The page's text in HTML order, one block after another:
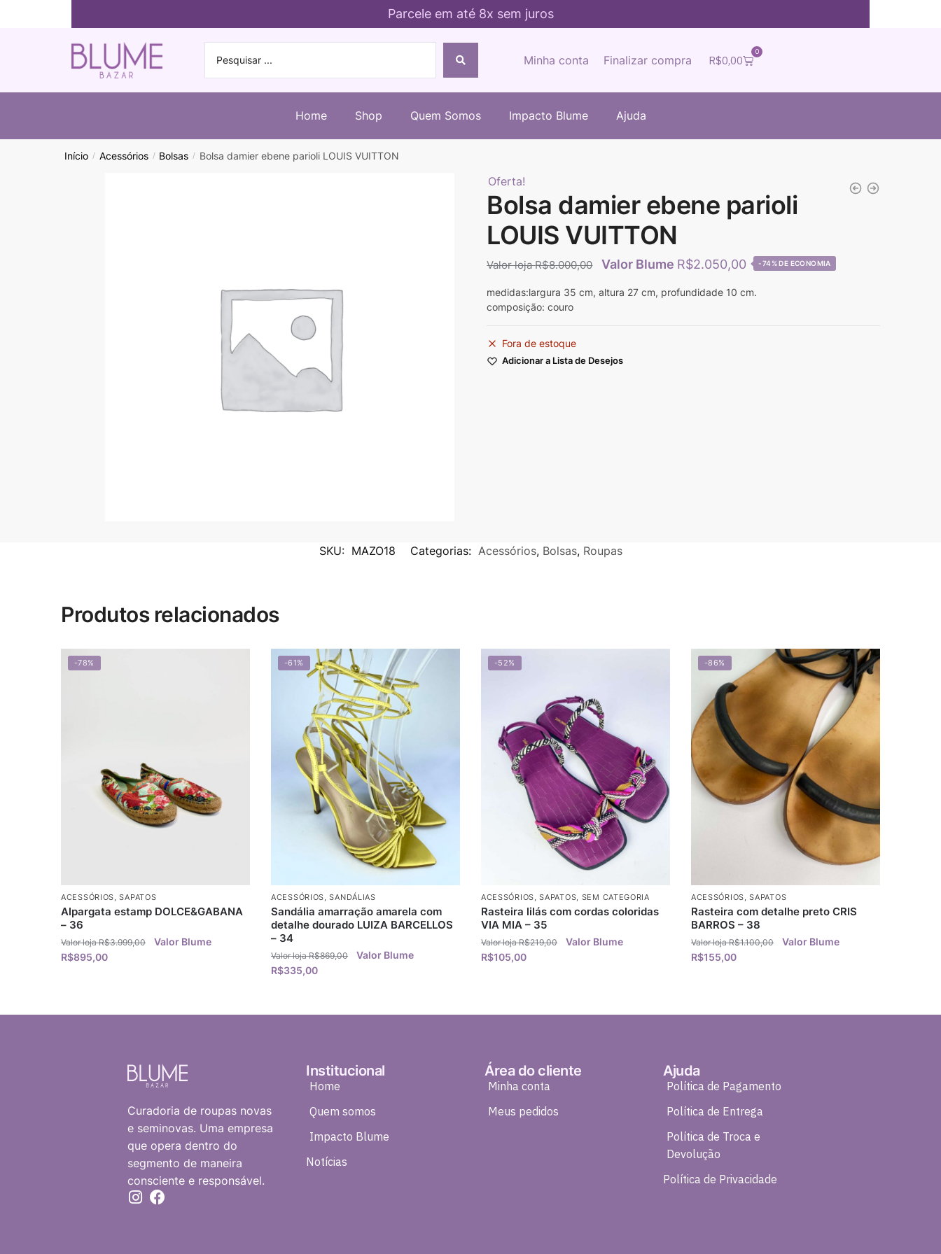
Parcele em até 8x sem juros
R$0,00
0
Minha conta Finalizar compra
Home Shop Quem Somos Impacto Blume Ajuda
Início / Acessórios / Bolsas / Bolsa damier ebene parioli LOUIS VUITTON
Oferta!
Bolsa damier ebene parioli
LOUIS VUITTON
R$8.000,00 R$2.050,00 -74%
medidas:largura 35 cm, altura 27 cm, profundidade 10 cm.
composição: couro
Fora de estoque
Adicionar a Lista de Desejos
SKU: MAZO18 Categorias: Acessórios, Bolsas, Roupas
Produtos relacionados
-78%
ACESSÓRIOS ,SAPATOS
Alpargata estamp DOLCE&GABANA
– 36
R$3.999,00
R$895,00
-61%
ACESSÓRIOS ,SANDÁLIAS
Sandália amarração amarela com
detalhe dourado LUIZA BARCELLOS
– 34
R$869,00
R$335,00
-52%
ACESSÓRIOS ,SAPATOS SEM CATEGORIA
Rasteira lilás com cordas coloridas
VIA MIA – 35
R$219,00
R$105,00
-86%
ACESSÓRIOS ,SAPATOS
Rasteira com detalhe preto CRIS
BARROS – 38
R$1.100,00
R$155,00
Curadoria de roupas novas
e seminovas. Uma empresa
que opera dentro do
segmento de maneira
consciente e responsável.
Institucional
Home
Quem somos
Impacto Blume
Notícias
Área do cliente
Minha conta
Meus pedidos
Ajuda
Política de Pagamento
Política de Entrega
Política de Troca e
Devolução
Política de Privacidade